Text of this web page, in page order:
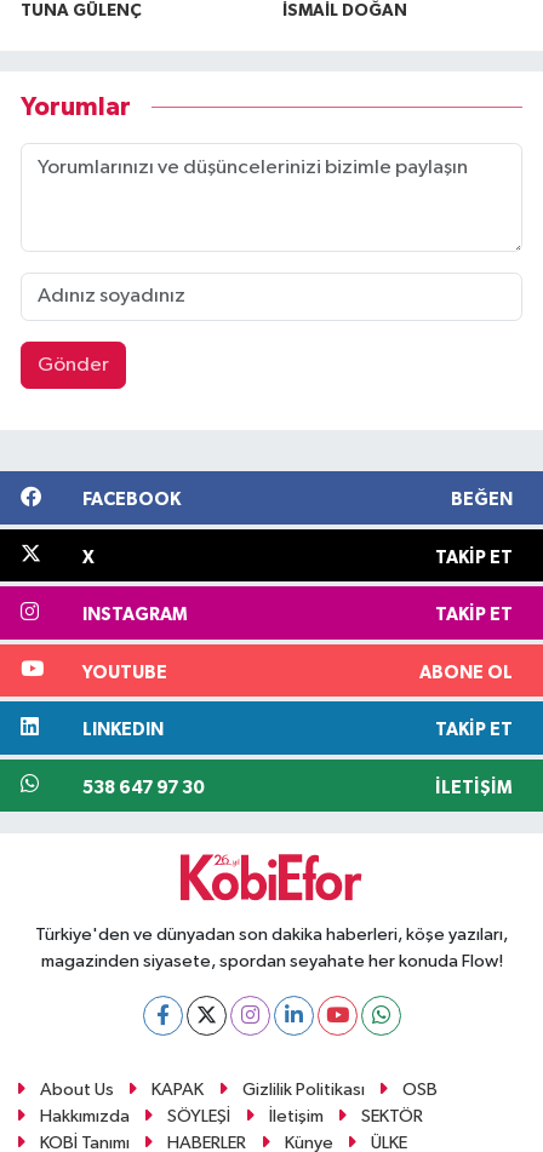
TUNA GÜLENÇ İSMAİL DOĞAN
Yorumlar
Gönder
FACEBOOK BEĞEN
X TAKIP ET
INSTAGRAM TAKIP ET
YOUTUBE ABONE OL
LINKEDIN TAKIP ET
538 647 97 30 İLETIŞIM
Türkiye'den ve dünyadan son dakika haberleri, köşe yazıları,
magazinden siyasete, spordan seyahate her konuda Flow!
About Us KAPAK Gizlilik Politikası
OSB
Hakkımızda
SÖYLEŞİ İletişim
SEKTÖR
KOBİ Tanımı
HABERLER Künye ÜLKE